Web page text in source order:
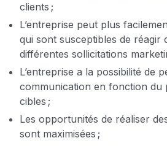
clients ;
L’entreprise peut plus
qui sont susceptibles de réagir
différentes sollicitations
L’entreprise a la possibilité de
communication en fonction du
cibles ;
Les opportunités de réaliser
sont maximisées ;